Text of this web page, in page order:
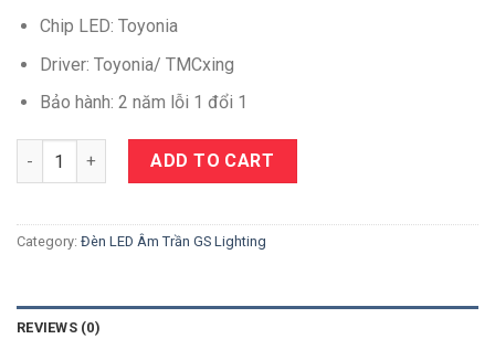
Chip LED: Toyonia
Driver: Toyonia/ TMCxing
Bảo hành: 2 năm lỗi 1 đổi 1
Quantity ADD TO CART
Category: Đèn LED Âm Trần GS Lighting
REVIEWS (0)